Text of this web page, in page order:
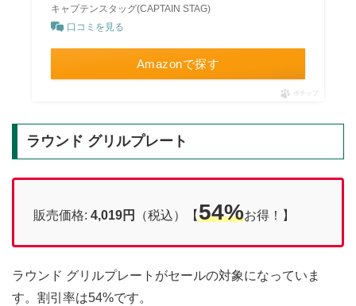
キャプテンスタッグ(CAPTAIN STAG)
口コミを見る
Amazonで探す
ポチップ
ラウンド グリルプレート
販売価格: 4,019円 （税込）【54%お得！】
ラウンド グリルプレートがセールの対象になっていま
す。割引率は54%です。